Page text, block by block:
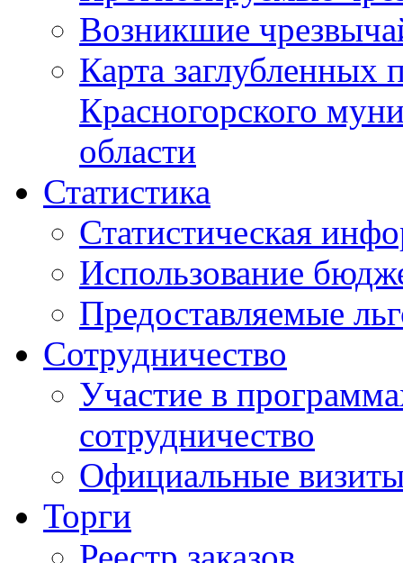
Возникшие
Карта
Красногорского
области
Статистика
Статистическая
Использование
Предоставляемые
Сотрудничество
Участие в
сотрудничество
Официальные
Торги